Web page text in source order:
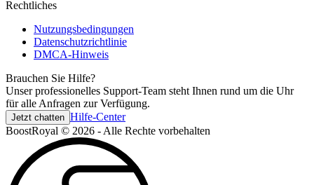
Rechtliches
Nutzungsbedingungen
Datenschutzrichtlinie
DMCA-Hinweis
Brauchen Sie Hilfe?
Unser professionelles Support-Team steht Ihnen rund um die Uhr
für alle Anfragen zur Verfügung.
Jetzt chatten Hilfe-Center
BoostRoyal © 2026 - Alle Rechte vorbehalten